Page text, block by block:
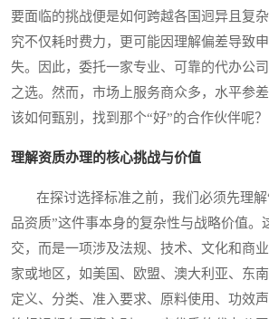
要面临的挑战便是如何跨越各国迥异且复
究不仅耗时费力，更可能因理解偏差导致
失。因此，委托一家专业、可靠的代办公
之选。然而，市场上服务商众多，水平参
该如何甄别，找到那个“好”的合作伙伴呢？
理解资质办理的核心挑战与价值
在探讨选择标准之前，我们必须先理解
品资质”这件事本身的复杂性与战略价值。
交，而是一项涉及法规、技术、文化和商
家或地区，如美国、欧盟、澳大利亚、东
定义、分类、准入要求、原料使用、功效